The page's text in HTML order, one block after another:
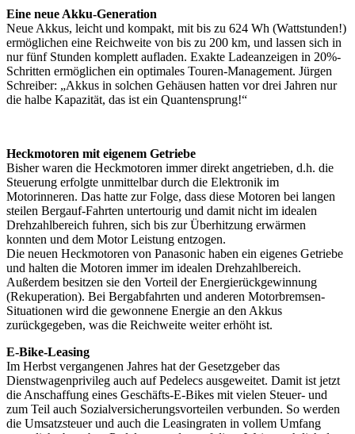
Eine neue Akku-Generation
Neue Akkus, leicht und kompakt, mit bis zu 624 Wh (Wattstunden!)
ermöglichen eine Reichweite von bis zu 200 km, und lassen sich in
nur fünf Stunden komplett aufladen. Exakte Ladeanzeigen in 20%-
Schritten ermöglichen ein optimales Touren-Management. Jürgen
Schreiber: „Akkus in solchen Gehäusen hatten vor drei Jahren nur
die halbe Kapazität, das ist ein Quantensprung!“
Heckmotoren mit eigenem Getriebe
Bisher waren die Heckmotoren immer direkt angetrieben, d.h. die
Steuerung erfolgte unmittelbar durch die Elektronik im
Motorinneren. Das hatte zur Folge, dass diese Motoren bei langen
steilen Bergauf-Fahrten untertourig und damit nicht im idealen
Drehzahlbereich fuhren, sich bis zur Überhitzung erwärmen
konnten und dem Motor Leistung entzogen.
Die neuen Heckmotoren von Panasonic haben ein eigenes Getriebe
und halten die Motoren immer im idealen Drehzahlbereich.
Außerdem besitzen sie den Vorteil der Energierückgewinnung
(Rekuperation). Bei Bergabfahrten und anderen Motorbremsen-
Situationen wird die gewonnene Energie an den Akkus
zurückgegeben, was die Reichweite weiter erhöht ist.
E-Bike-Leasing
Im Herbst vergangenen Jahres hat der Gesetzgeber das
Dienstwagenprivileg auch auf Pedelecs ausgeweitet. Damit ist jetzt
die Anschaffung eines Geschäfts-E-Bikes mit vielen Steuer- und
zum Teil auch Sozialversicherungsvorteilen verbunden. So werden
die Umsatzsteuer und auch die Leasingraten in vollem Umfang